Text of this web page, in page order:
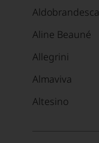
Aldobrandesca
Aline Beauné
Allegrini
Almaviva
Altesino